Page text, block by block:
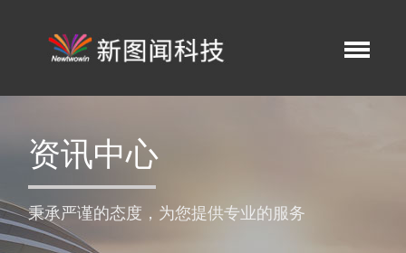
资讯中心
秉承严谨的态度，为您提供专业的服务